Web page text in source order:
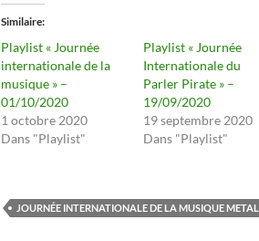
Similaire
Playlist « Journée
internationale de la
musique » –
01/10/2020
1 octobre 2020
Dans "Playlist"
Playlist « Journée
Internationale du
Parler Pirate » –
19/09/2020
19 septembre 2020
Dans "Playlist"
JOURNÉE INTERNATIONALE DE LA MUSIQUE METAL